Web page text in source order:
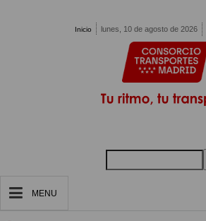
Inicio lunes, 10 de agosto de 2026
MENU